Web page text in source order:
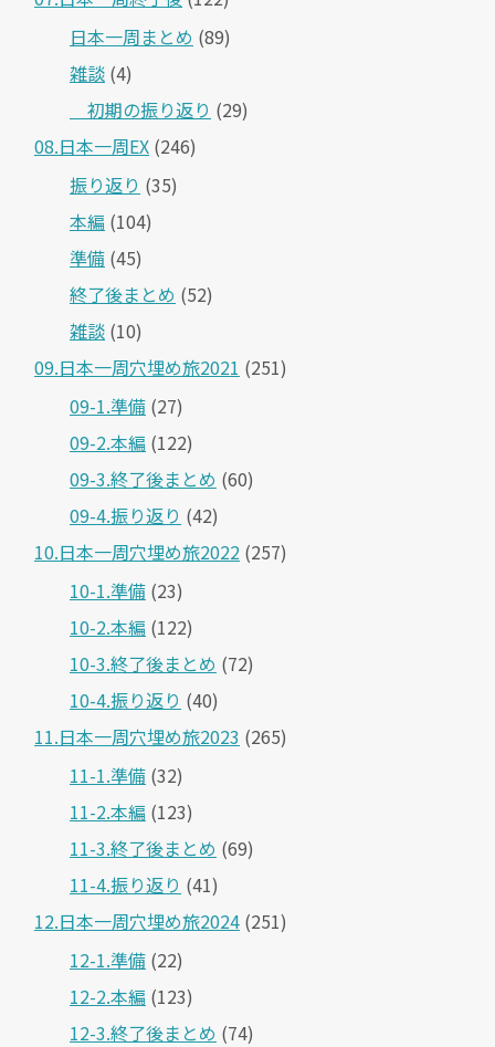
日本一周まとめ (89)
雑談 (4)
＿初期の振り返り (29)
08.日本一周EX (246)
振り返り (35)
本編 (104)
準備 (45)
終了後まとめ (52)
雑談 (10)
09.日本一周穴埋め旅2021 (251)
09-1.準備 (27)
09-2.本編 (122)
09-3.終了後まとめ (60)
09-4.振り返り (42)
10.日本一周穴埋め旅2022 (257)
10-1.準備 (23)
10-2.本編 (122)
10-3.終了後まとめ (72)
10-4.振り返り (40)
11.日本一周穴埋め旅2023 (265)
11-1.準備 (32)
11-2.本編 (123)
11-3.終了後まとめ (69)
11-4.振り返り (41)
12.日本一周穴埋め旅2024 (251)
12-1.準備 (22)
12-2.本編 (123)
12-3.終了後まとめ (74)